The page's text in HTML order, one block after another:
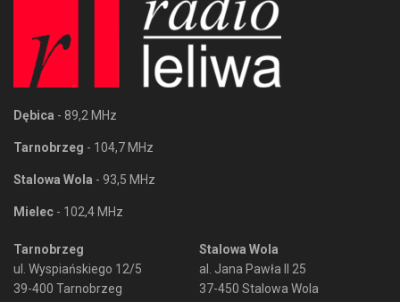
Dębica - 89,2 MHz
Tarnobrzeg - 104,7 MHz
Stalowa Wola - 93,5 MHz
Mielec - 102,4 MHz
Tarnobrzeg
ul. Wyspiańskiego 12/5
39-400 Tarnobrzeg
Stalowa Wola
al. Jana Pawła II 25
37-450 Stalowa Wola